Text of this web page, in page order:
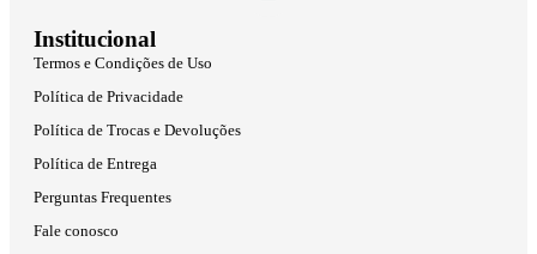
Institucional
Termos e Condições de Uso
Política de Privacidade
Política de Trocas e Devoluções
Política de Entrega
Perguntas Frequentes
Fale conosco